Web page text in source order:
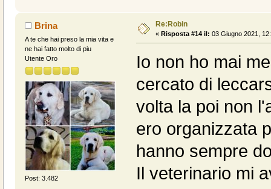
Brina
A te che hai preso la mia vita e
ne hai fatto molto di piu
Utente Oro
Post: 3.482
Re:Robin
« Risposta #14 il: 03 Giugno 2021,
Io non ho mai
cercato di
volta la poi non
ero organizzata
hanno sempre
Il veterinario mi